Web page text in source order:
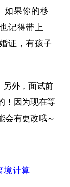
如果你的移
记得带上
证，有孩子
另外，面试前
！因为现在等
会有更改哦～
境计算